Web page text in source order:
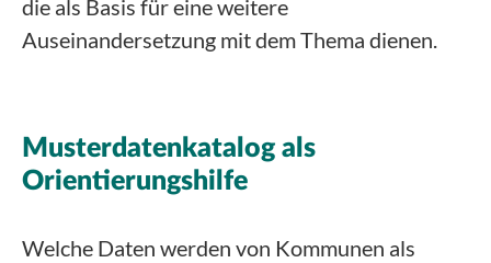
die als Basis für eine weitere
Auseinandersetzung mit dem Thema dienen.
Musterdatenkatalog als
Orientierungshilfe
Welche Daten werden von Kommunen als